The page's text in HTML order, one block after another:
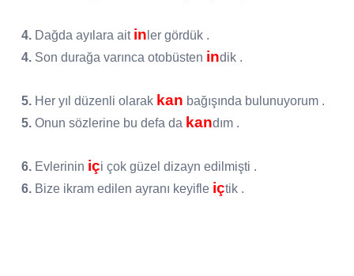
4. Dağda ayılara ait in ler gördük .
4. Son durağa varınca otobüsten indik .
5. Her yıl düzenli olarak kan bağışında bulunuyorum .
5. Onun sözlerine bu defa da kandım .
6. Evlerinin içi çok güzel dizayn edilmişti .
6. Bize ikram edilen ayranı keyifle içtik .